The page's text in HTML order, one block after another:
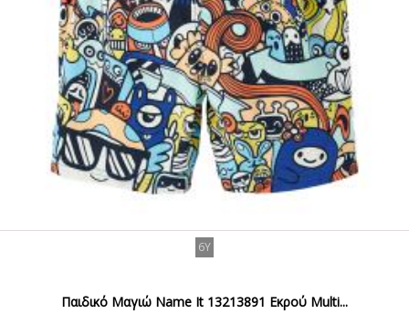
6Y
Παιδικό Μαγιώ Name It 13213891 Εκρού Multi...